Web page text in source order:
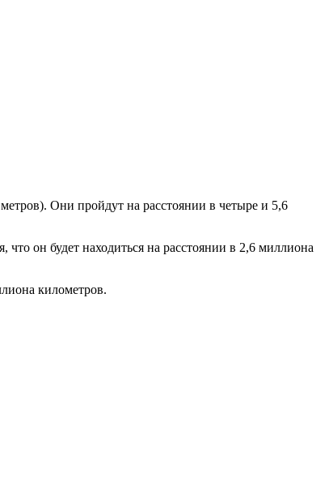
Они пройдут на расстоянии в четыре и 5,6
он будет находиться на расстоянии в 2,6 миллиона
километров.